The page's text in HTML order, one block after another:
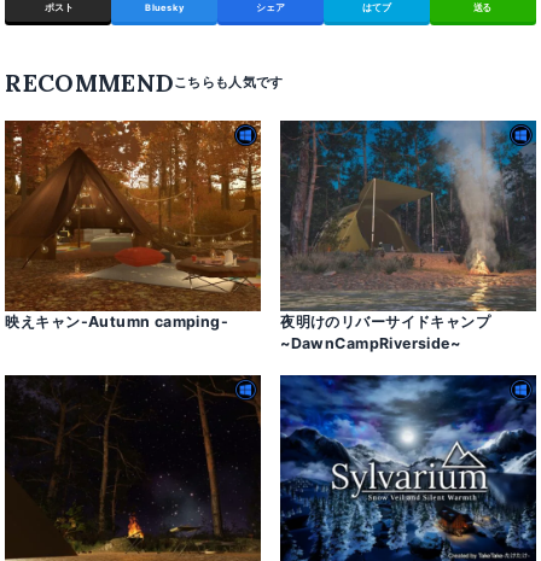
ポスト Bluesky シェア はてブ 送る
RECOMMEND
映えキャン-Autumn camping-
夜明けのリバーサイドキャンプ
~DawnCampRiverside~